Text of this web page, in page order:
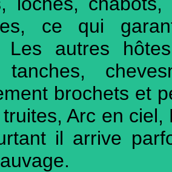
ce qui
Les autres
tanches,
brochets et
Arc en
il arrive